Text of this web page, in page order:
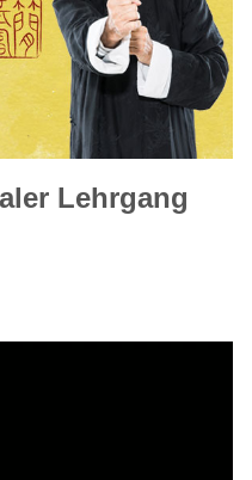
Lehrgang